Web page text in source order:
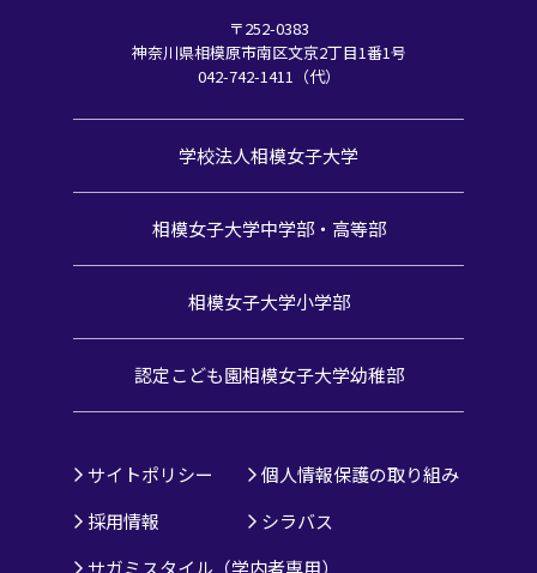
〒252-0383
神奈川県相模原市南区文京2丁目1番1号
042-742-1411（代）
学校法人相模女子大学
相模女子大学中学部・高等部
相模女子大学小学部
認定こども園相模女子大学幼稚部
サイトポリシー
個人情報保護の取り組み
採用情報
シラバス